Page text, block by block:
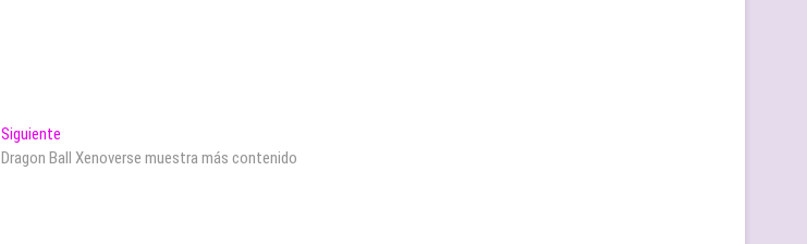
Siguiente
siguiente:
Dragon Ball Xenoverse muestra más contenido